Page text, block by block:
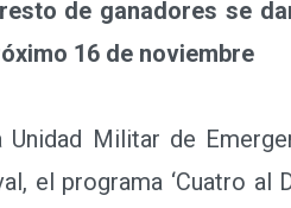
de ganadores se
16 de noviembre
Militar de
el programa ‘Cuatro al